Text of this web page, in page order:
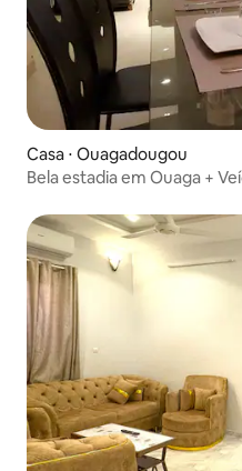
Casa ⋅ Ouagadougou
Bela estadia em Ouaga +